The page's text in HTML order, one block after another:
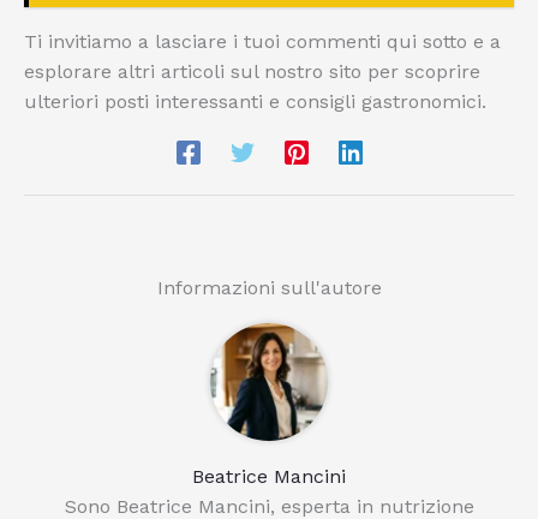
Ti invitiamo a lasciare i tuoi commenti qui sotto e a
esplorare altri articoli sul nostro sito per scoprire
ulteriori posti interessanti e consigli gastronomici.
Informazioni sull'autore
Beatrice Mancini
Sono Beatrice Mancini, esperta in nutrizione